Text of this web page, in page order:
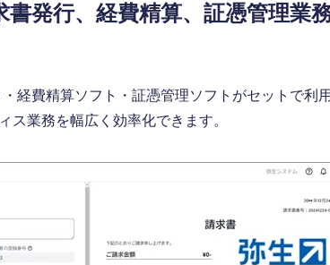
発行、経費精算、証憑管理業
経費精算ソフト・証憑管理ソフトがセットで利
ス業務を幅広く効率化できます。